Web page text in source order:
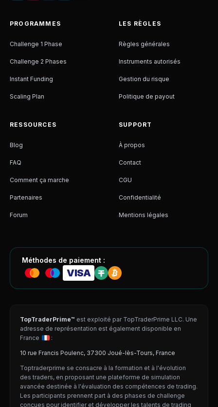
PROGRAMMES
Challenge 1 Phase
Challenge 2 Phases
Instant Funding
Scaling Plan
LES RÈGLES
Règles générales
Instruments autorisés
Gestion du risque
Politique de payout
RESSOURCES
Blog
FAQ
Comment ça marche
Partenaires
Forum
SUPPORT
À propos
Contact
CGU
Confidentialité
Mentions légales
Méthodes de paiement :
VISA
TopTraderPrime™ est exploité par TopTraderPrime LLC. Une
adresse de représentation est également disponible en
France
:
10 rue Francis Poulenc, 37300 Joué-lès-Tours, France
Toptraderprime se consacre à la formation et à l'évolution
des traders, en proposant une plateforme de simulation
avancée destinée à l'évaluation des compétences de trading.
Les participants prennent part à des phases de challenge
conçues pour identifier et développer les talents de trading